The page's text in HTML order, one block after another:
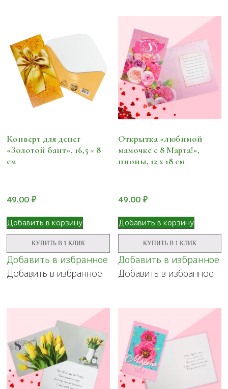
Конверт для денег
«Золотой бант», 16,5 × 8
см
49.00 ₽
Добавить в корзину
КУПИТЬ В 1 КЛИК
Добавить в избранное
Добавить в избранное
Открытка «любимой
мамочке с 8 Марта!»,
пионы, 12 х 18 см
49.00₽
Добавить в корзину
КУПИТЬ В 1 КЛИК
Добавить в избранное
Добавить в избранное